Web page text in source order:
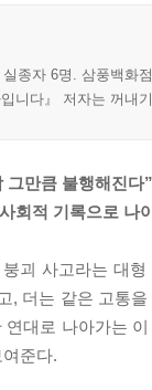
종자 6명. 삼풍백화
니다』 저자는 꺼내
그만큼 불행해진다”
회적 기록으로 나
괴 사고라는 대
, 더는 같은 고통
대로 나아가는
준다.